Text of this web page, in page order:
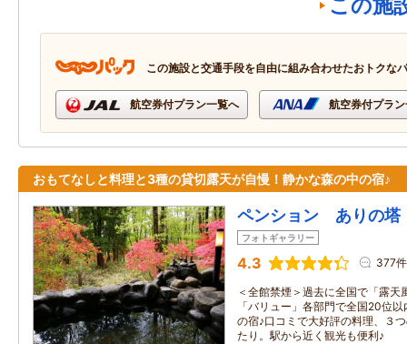
この施
この施設と交通手段を自由に組み合わせたおトクな
航空券付プラン一覧へ 航空券付プラ
おもてなしと料理と3種の貸切露天が自慢！静かな森の中の宿♪
ペンション ありの塔
フォトギャラリー
4.3 377件
＜全館禁煙＞過去に全国で「露天
「バリュー」各部門で全国20位
の宿♪口コミで大好評の料理、３
たり。駅から近く観光も便利♪